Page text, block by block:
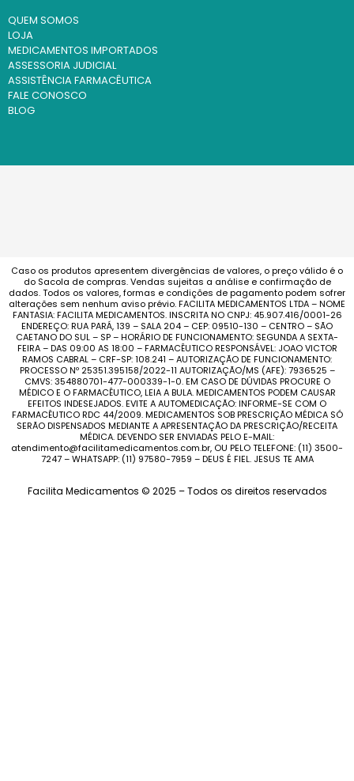
QUEM SOMOS
LOJA
MEDICAMENTOS IMPORTADOS
ASSESSORIA JUDICIAL
ASSISTÊNCIA FARMACÊUTICA
FALE CONOSCO
BLOG
Caso os produtos apresentem divergências de valores, o preço válido é o
do Sacola de compras. Vendas sujeitas a análise e confirmação de
dados. Todos os valores, formas e condições de pagamento podem sofrer
alterações sem nenhum aviso prévio. FACILITA MEDICAMENTOS LTDA – NOME
FANTASIA: FACILITA MEDICAMENTOS. INSCRITA NO CNPJ: 45.907.416/0001-26
ENDEREÇO: RUA PARÁ, 139 – SALA 204 – CEP: 09510-130 – CENTRO – SÃO
CAETANO DO SUL – SP – HORÁRIO DE FUNCIONAMENTO: SEGUNDA A SEXTA-
FEIRA – DAS 09:00 AS 18:00 – FARMACÊUTICO RESPONSÁVEL: JOAO VICTOR
RAMOS CABRAL – CRF-SP: 108.241 – AUTORIZAÇÃO DE FUNCIONAMENTO:
PROCESSO Nº 25351.395158/2022-11 AUTORIZAÇÃO/MS (AFE): 7936525 –
CMVS: 354880701-477-000339-1-0. EM CASO DE DÚVIDAS PROCURE O
MÉDICO E O FARMACÊUTICO, LEIA A BULA. MEDICAMENTOS PODEM CAUSAR
EFEITOS INDESEJADOS. EVITE A AUTOMEDICAÇÃO: INFORME-SE COM O
FARMACÊUTICO RDC 44/2009. MEDICAMENTOS SOB PRESCRIÇÃO MÉDICA SÓ
SERÃO DISPENSADOS MEDIANTE A APRESENTAÇÃO DA PRESCRIÇÃO/RECEITA
MÉDICA. DEVENDO SER ENVIADAS PELO E-MAIL:
atendimento@facilitamedicamentos.com.br, OU PELO TELEFONE: (11) 3500-
7247 – WHATSAPP: (11) 97580-7959 – DEUS É FIEL. JESUS TE AMA
Facilita Medicamentos © 2025 – Todos os direitos reservados